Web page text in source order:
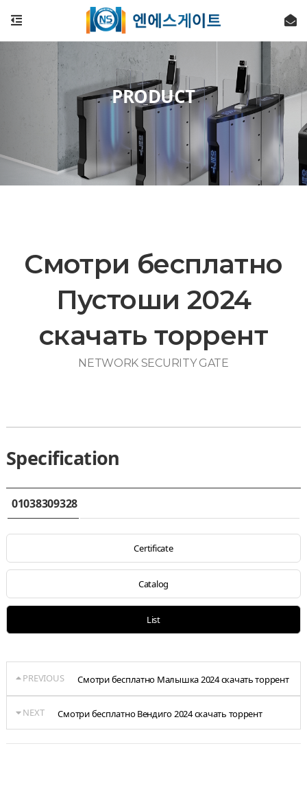
PRODUCT
Смотри бесплатно
Пустоши 2024
скачать торрент
NETWORK SECURITY GATE
Specification
01038309328
Certificate
Catalog
List
PREVIOUS Смотри бесплатно Малышка 2024 скачать торрент
NEXT Смотри бесплатно Вендиго 2024 скачать торрент